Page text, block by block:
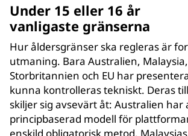
Under 15 eller 16 år
vanligaste gränserna
Hur åldersgränser ska regleras är
utmaning. Bara Australien, Malaysia,
Storbritannien och EU har
kunna kontrolleras tekniskt. Deras
skiljer sig avsevärt åt: Australien har
principbaserad modell för
enskild obligatorisk metod.